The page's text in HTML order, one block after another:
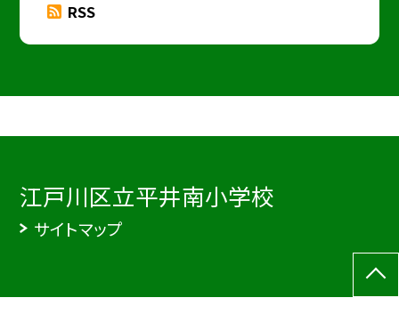
RSS
江戸川区立平井南小学校
サイトマップ